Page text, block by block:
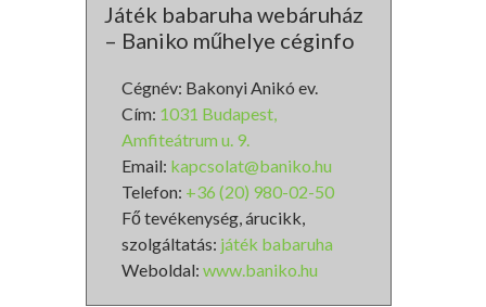
Játék babaruha webáruház
– Baniko műhelye céginfo
Cégnév: Bakonyi Anikó ev.
Cím: 1031 Budapest,
Amfiteátrum u. 9.
Email: kapcsolat@baniko.hu
Telefon: +36 (20) 980-02-50
Fő tevékenység, árucikk,
szolgáltatás: játék babaruha
Weboldal: www.baniko.hu